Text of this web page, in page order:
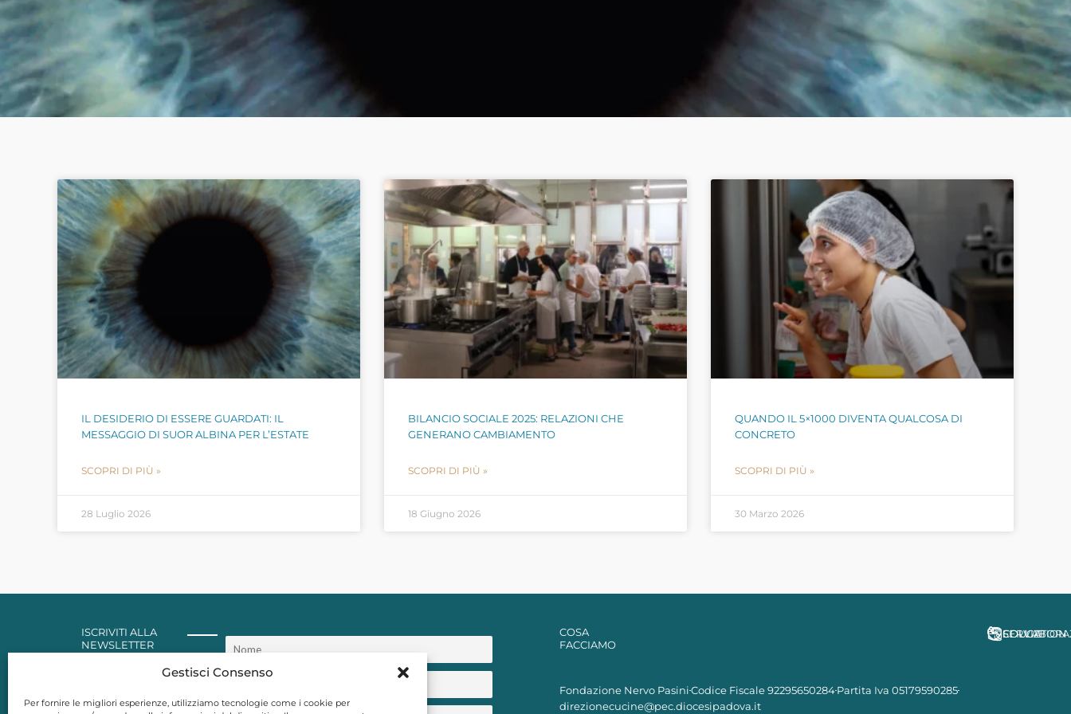
Gestisci Consenso
Per fornire le migliori esperienze, utilizziamo tecnologie come i cookie per
IL DESIDERIO DI ESSERE GUARDATI: IL
MESSAGGIO DI SUOR ALBINA PER L’ESTATE
SCOPRI DI PIÙ »
28 Luglio 2026
BILANCIO SOCIALE 2025: RELAZIONI CHE
GENERANO CAMBIAMENTO
SCOPRI DI PIÙ »
18 Giugno 2026
QUANDO IL 5×1000 DIVENTA QUALCOSA DI
CONCRETO
SCOPRI DI PIÙ »
30 Marzo 2026
ISCRIVITI ALLA
NEWSLETTER
COSA
FACCIAMO
SERVIZI
EDUCATION
Fondazione Nervo PasiniCodice Fiscale 92295650284Partita Iva 05179590285
direzionecucine@pec.diocesipadova.it